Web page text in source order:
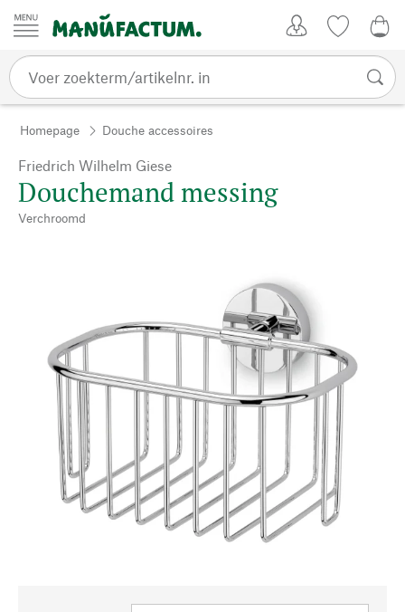
Passer au contenu
Homepage Douche accessoires
Friedrich Wilhelm Giese
Douchemand messing
Verchroomd